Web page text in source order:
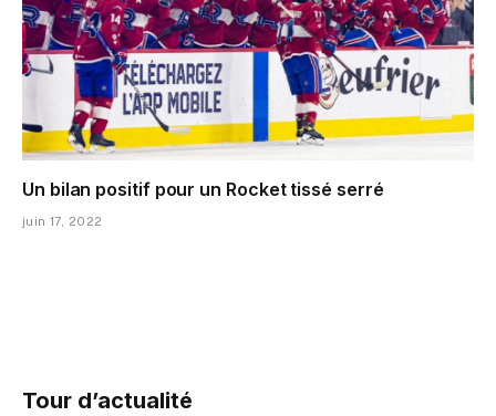
Un bilan positif pour un Rocket tissé serré
juin 17, 2022
Tour d’actualité